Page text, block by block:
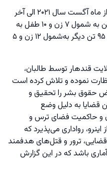
یافته‌های رواداری نشان می‌دهد که از ماه آگست سال ۲۰۲۱ الی آخر
ماه نوامبر سال ۲۰۲۲ به تعداد ۳۲۰ تن به شمول ۷ زن و ۱۰ طفل به
صورت هدفمند و فراقضایی کشته و ۹۵ تن دیگر به‌شمول ۱۲ زن و ۵
قندهار توسط طالبان،
نموده و تلاش کرده است
حقوق بشر را تحقیق و
قضایا به دلیل وضع
و حاکمیت فضای ترس و
رواداری می‌پذیرد که
قضایی، ترور و قتل‌های هدفمند
باشد که در این گزارش